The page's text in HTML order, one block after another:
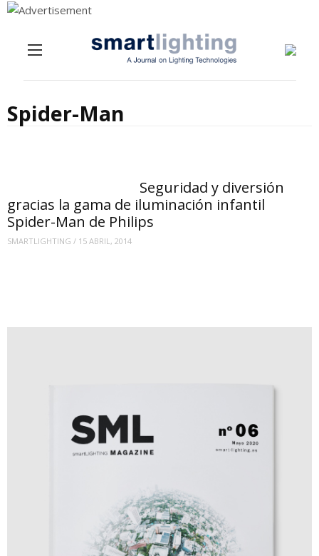
Spider-Man
Seguridad y diversión
gracias la gama de iluminación infantil
Spider-Man de Philips
SMARTLIGHTING / 15 ABRIL, 2014